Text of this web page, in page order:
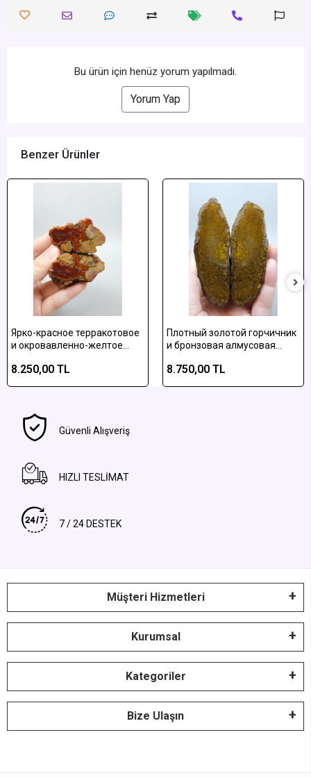
Bu ürün için henüz yorum yapılmadı.
Yorum Yap
Benzer Ürünler
Ярко-красное терракотовое
и окровавленно-желтое
агатное полированное
8.250,00 TL
Плотный золотой горчичник
и бронзовая алмусовая
отполированная пара
8.750,00 TL
Güvenli Alışveriş
HIZLI TESLİMAT
7 / 24 DESTEK
Müşteri Hizmetleri
Kurumsal
Kategoriler
Bize Ulaşın